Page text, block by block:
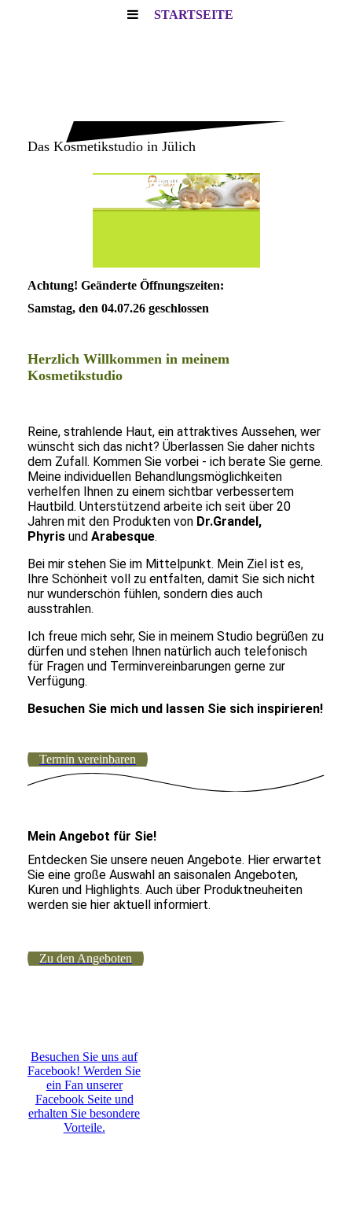
STARTSEITE
Das Kosmetikstudio in Jülich
Achtung! Geänderte Öffnungszeiten:
Samstag, den 04.07.26 geschlossen
Herzlich Willkommen in meinem
Kosmetikstudio
Reine, strahlende Haut, ein attraktives Aussehen, wer
wünscht sich das nicht? Überlassen Sie daher nichts
dem Zufall. Kommen Sie vorbei - ich berate Sie gerne.
Meine individuellen Behandlungsmöglichkeiten
verhelfen Ihnen zu einem sichtbar verbessertem
Hautbild. Unterstützend arbeite ich seit über 20
Jahren mit den Produkten von Dr.Grandel,
Phyris und Arabesque.
Bei mir stehen Sie im Mittelpunkt. Mein Ziel ist es,
Ihre Schönheit voll zu entfalten, damit Sie sich nicht
nur wunderschön fühlen, sondern dies auch
ausstrahlen.
Ich freue mich sehr, Sie in meinem Studio begrüßen zu
dürfen und stehen Ihnen natürlich auch telefonisch
für Fragen und Terminvereinbarungen gerne zur
Verfügung.
Besuchen Sie mich und lassen Sie sich inspirieren!
Termin vereinbaren
Mein Angebot für Sie!
Entdecken Sie unsere neuen Angebote. Hier erwartet
Sie eine große Auswahl an saisonalen Angeboten,
Kuren und Highlights. Auch über Produktneuheiten
werden sie hier aktuell informiert.
Zu den Angeboten
Besuchen Sie uns auf
Facebook! Werden Sie
ein Fan unserer
Facebook Seite und
erhalten Sie besondere
Vorteile.